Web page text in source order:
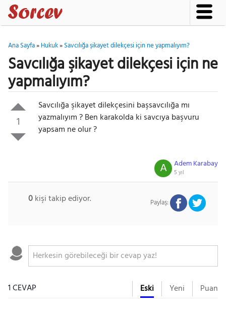
Ana Sayfa»Hukuk»Savcılığa şikayet dilekçesi için ne yapmalıyım?
Savcılığa şikayet dilekçesi için ne
yapmalıyım?
1
Savcılığa şikayet dilekçesini başsavcılığa mı
yazmalıyım ? Ben karakolda ki savcıya başvuru
yapsam ne olur ?
Adem Karabay
5 yıl
A
0kişi takip ediyor. Paylaş:
1 CEVAP Eski Yeni Puan